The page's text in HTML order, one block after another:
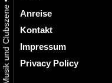
Anreise
Kontakt
Impressum
Privacy Policy